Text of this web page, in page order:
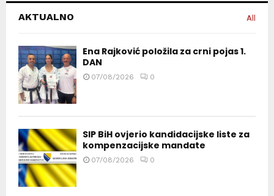
AKTUALNO All
Ena Rajković položila za crni pojas 1.
DAN
07/08/2026 0
SIP BiH ovjerio kandidacijske liste za
kompenzacijske mandate
07/08/2026 0